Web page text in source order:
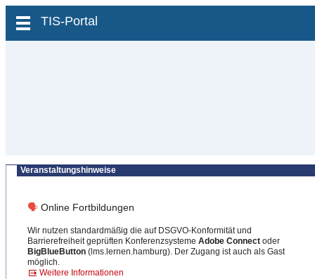
zum Inhalt wechseln
TIS-Portal
Veranstaltungshinweise
🗣 Online Fortbildungen
Wir nutzen standardmäßig die auf DSGVO-Konformität und
Barrierefreiheit geprüften Konferenzsysteme Adobe Connect oder
BigBlueButton (lms.lernen.hamburg). Der Zugang ist auch als Gast
möglich.
Weitere Informationen